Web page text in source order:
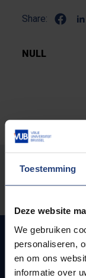
Toestemming
Deze website
We gebruiken
personaliseren,
en om ons
informatie over
Share:
NULL
Stond er
Snel naar